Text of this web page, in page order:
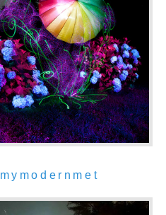
mymodernmet